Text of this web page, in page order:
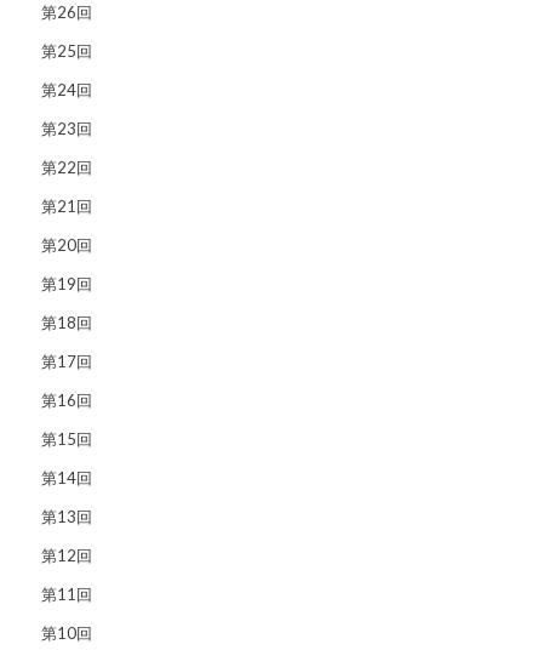
第26回
第25回
第24回
第23回
第22回
第21回
第20回
第19回
第18回
第17回
第16回
第15回
第14回
第13回
第12回
第11回
第10回